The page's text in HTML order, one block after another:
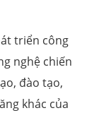
triển công
nghệ chiến
đào tạo,
khác của